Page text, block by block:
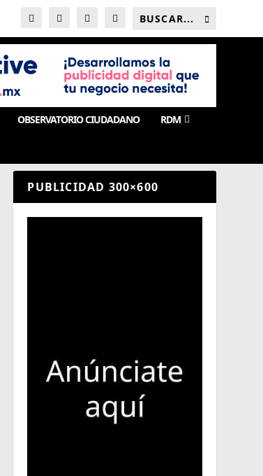
OBSERVATORIO CIUDADANO RDM
PUBLICIDAD 300×600